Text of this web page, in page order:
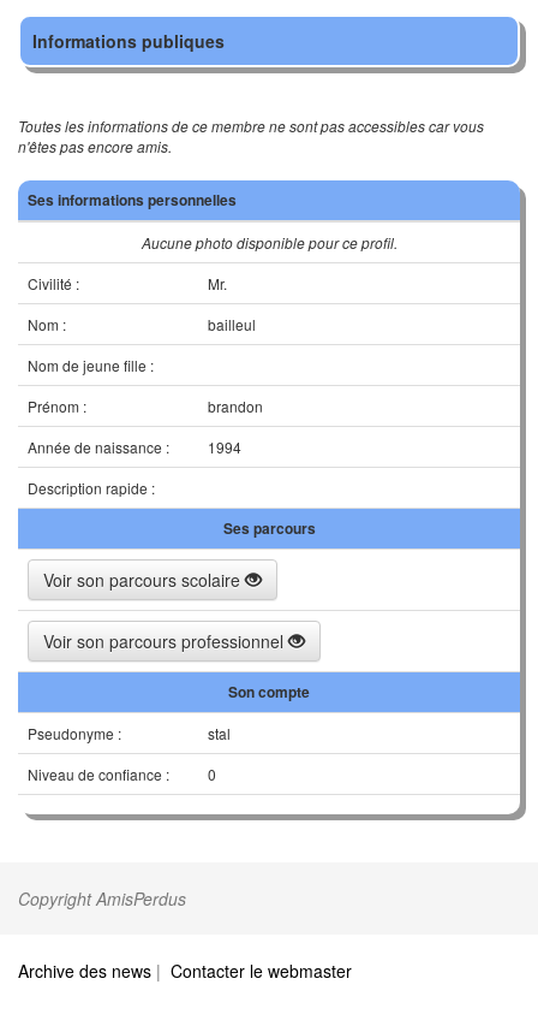
Informations publiques
Toutes les informations de ce membre ne sont pas accessibles car vous
n'êtes pas encore amis.
Ses informations personnelles
Aucune photo disponible pour ce profil.
Civilité :
Mr.
Nom :
bailleul
Nom de jeune fille :
Prénom :
brandon
Année de naissance :
1994
Description rapide :
Ses parcours
Voir son parcours scolaire
Voir son parcours professionnel
Son compte
Pseudonyme :
stal
Niveau de confiance :
0
Copyright AmisPerdus
Archive des news | Contacter le webmaster